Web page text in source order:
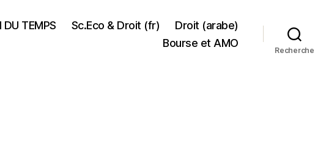
DU TEMPS Sc.Eco & Droit (fr)
Droit (arabe)
Bourse et AMO
Recherche